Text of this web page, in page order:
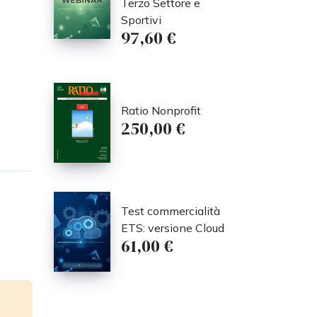
Sportivi
97,60 €
Ratio Nonprofit
250,00 €
Test commercialità
ETS: versione Cloud
61,00 €